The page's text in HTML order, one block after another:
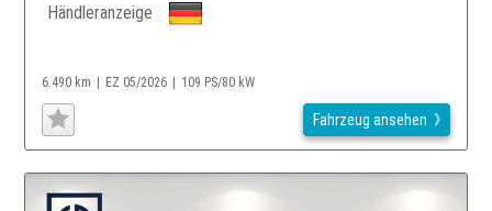
Händleranzeige
6.490 km EZ 05/2026 109 PS/80 kW
Fahrzeug ansehen